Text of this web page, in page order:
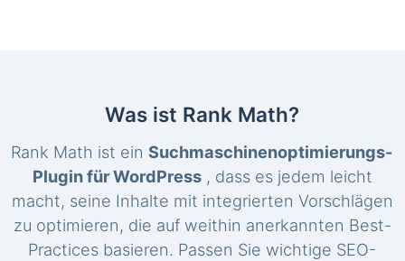
Was ist Rank Math?
Rank Math ist einSuchmaschinenoptimierungs-
Plugin für WordPress, dass es jedem leicht
macht, seine Inhalte mit integrierten Vorschlägen
zu optimieren, die auf weithin anerkannten Best-
Practices basieren. Passen Sie wichtige SEO-